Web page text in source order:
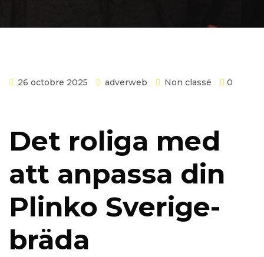
26 octobre 2025 adverweb Non classé 0
Det roliga med
att anpassa din
Plinko Sverige-
bräda